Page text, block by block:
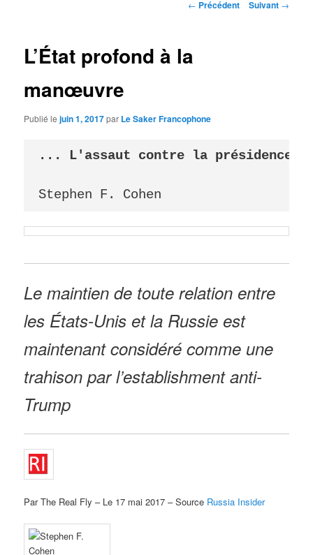
Navigation
← Précédent Suivant →
L’État profond à la
manœuvre
Publié lejuin 1, 2017par Le Saker Francophone
... L'assaut contre la présidence
Stephen F. Cohen
Le maintien de toute relation entre
les États-Unis et la Russie est
maintenant considéré comme une
trahison par l’establishment anti-
Trump
Par The Real Fly – Le 17 mai 2017 – Source Russia Insider